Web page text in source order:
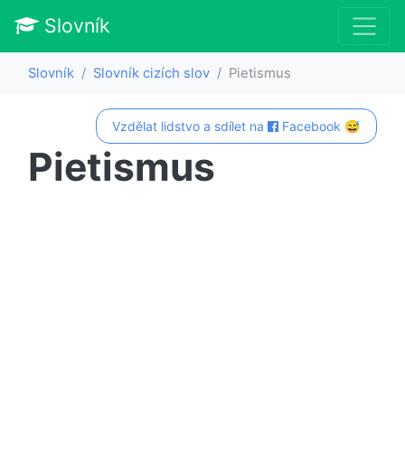
Slovník
Slovník Slovník cizích slov Pietismus
Vzdělat lidstvo a sdílet na Facebook 😅
Pietismus